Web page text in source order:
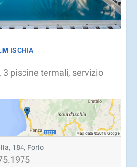
ISCHIA
3 piscine termali, servizio
184, Forio